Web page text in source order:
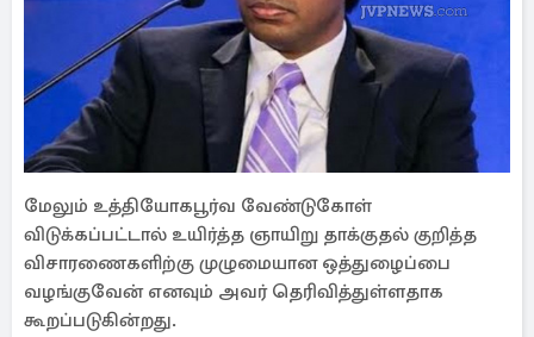
மேலும் உத்தியோகபூர்வ வேண்டுகோள்
விடுக்கப்பட்டால் உயிர்த்த ஞாயிறு தாக்குதல் குறித்த
விசாரணைகளிற்கு முழுமையான ஒத்துழைப்பை
வழங்குவேன் எனவும் அவர் தெரிவித்துள்ளதாக
கூறப்படுகின்றது.